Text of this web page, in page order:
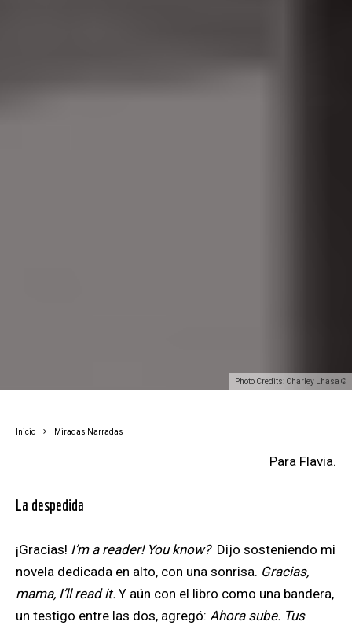
Photo Credits: Charley Lhasa ©
Inicio Miradas Narradas
Para Flavia.
La despedida
¡Gracias! I’m a reader! You know? Dijo sosteniendo mi
novela dedicada en alto, con una sonrisa. Gracias,
mama, I’ll read it. Y aún con el libro como una bandera,
un testigo entre las dos, agregó: Ahora sube. Tus